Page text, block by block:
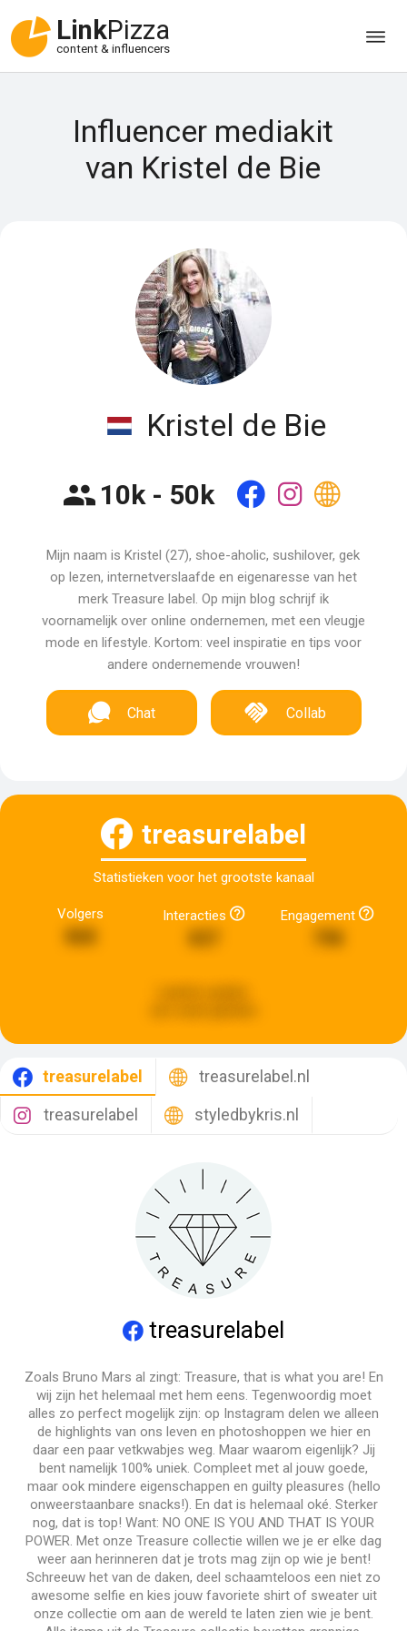
LinkPizza
content & influencers
Influencer mediakit
van Kristel de Bie
Kristel de Bie
10k - 50k
Mijn naam is Kristel (27), shoe-aholic, sushilover, gek
op lezen, internetverslaafde en eigenaresse van het
merk Treasure label. Op mijn blog schrijf ik
voornamelijk over online ondernemen, met een vleugje
mode en lifestyle. Kortom: veel inspiratie en tips voor
andere ondernemende vrouwen!
Chat Collab
treasurelabel
Statistieken voor het grootste kanaal
Volgers
868
Interacties Engagement
treasurelabel
treasurelabel.nl
treasurelabel
styledbykris.nl
treasurelabel
Zoals Bruno Mars al zingt: Treasure, that is what you are! En
wij zijn het helemaal met hem eens. Tegenwoordig moet
alles zo perfect mogelijk zijn: op Instagram delen we alleen
de highlights van ons leven en photoshoppen we hier en
daar een paar vetkwabjes weg. Maar waarom eigenlijk? Jij
bent namelijk 100% uniek. Compleet met al jouw goede,
maar ook mindere eigenschappen en guilty pleasures (hello
onweerstaanbare snacks!). En dat is helemaal oké. Sterker
nog, dat is top! Want: NO ONE IS YOU AND THAT IS YOUR
POWER. Met onze Treasure collectie willen we je er elke dag
weer aan herinneren dat je trots mag zijn op wie je bent!
Schreeuw het van de daken, deel schaamteloos een niet zo
awesome selfie en kies jouw favoriete shirt of sweater uit
onze collectie om aan de wereld te laten zien wie je bent.